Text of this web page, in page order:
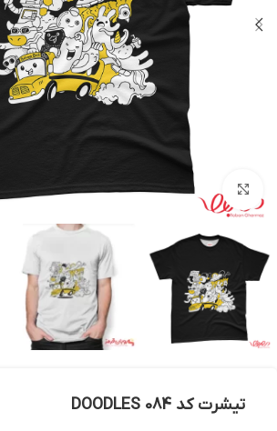
بزرگنمایی تصویر
تیشرت کد 084 DOODLES